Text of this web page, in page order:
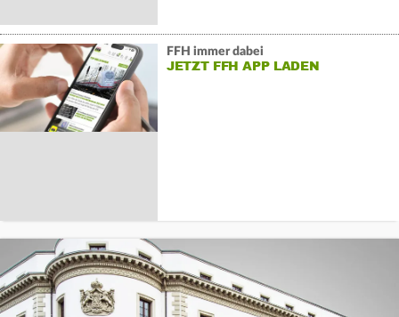
FFH immer dabei
JETZT FFH APP LADEN